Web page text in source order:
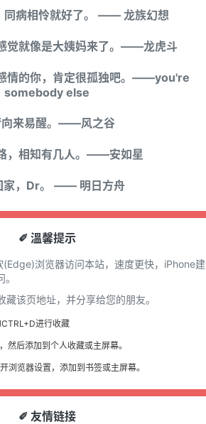
同病相怜就好了。 —— 龙族幻想
觉就像是大姨妈来了。——龙虎斗
情的你，肯定很孤独吧。——you're
somebody else
向来易醒。——风之谷
，相知有几人。——安如星
家，Dr。 —— 明日方舟
✐ 溫馨提示
浏览器访问本站，速度更快，iPhone
该页地址，并分享给您的朋友。
进行收藏
，然后添加到个人收藏或主屏幕。
浏览器设置，添加到书签或主屏幕。
✐ 友情链接